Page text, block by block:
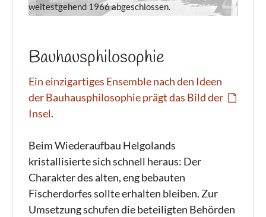
weitestgehend 1966 abgeschlossen.
Bauhausphilosophie
Ein einzigartiges Ensemble nach den Ideen
der Bauhausphilosophie prägt das Bild der
Insel.
Beim Wiederaufbau Helgolands
kristallisierte sich schnell heraus: Der
Charakter des alten, eng bebauten
Fischerdorfes sollte erhalten bleiben. Zur
Umsetzung schufen die beteiligten Behörden